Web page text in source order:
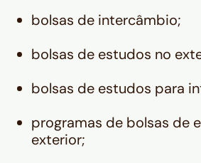
bolsas de intercâmbio;
bolsas de estudos no
bolsas de estudos para
programas de bolsas de
exterior;